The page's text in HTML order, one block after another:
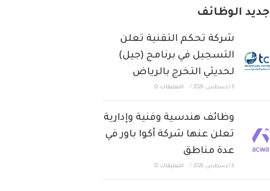
جديد الوظائف
شركة تحكم التقنية تعلن
التسجيل في برنامج (جيل)
لحديثي التخرج بالرياض
6 أغسطس، 2026 / التعليقات: 0
وظائف هندسية وفنية وإدارية
تعلن عنها شركة أكوا باور في
عدة مناطق
6 أغسطس، 2026 / التعليقات: 0